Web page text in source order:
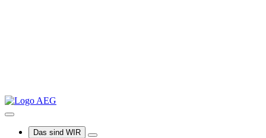
Das sind WIR